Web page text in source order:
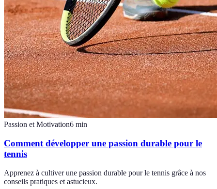
Passion et Motivation6 min
Comment développer une passion durable pour le
tennis
Apprenez à cultiver une passion durable pour le tennis grâce à nos
conseils pratiques et astucieux.